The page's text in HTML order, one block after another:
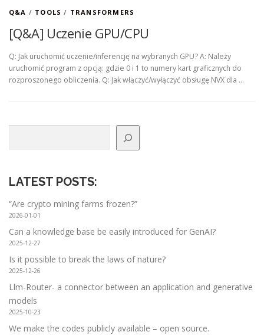
Q&A / TOOLS / TRANSFORMERS
[Q&A] Uczenie GPU/CPU
Q: Jak uruchomić uczenie/inferencję na wybranych GPU? A: Należy
uruchomić program z opcją: gdzie 0 i 1 to numery kart graficznych do
rozproszonego obliczenia. Q: Jak włączyć/wyłączyć obsługę NVX dla …
LATEST POSTS:
“Are crypto mining farms frozen?”
2026-01-01
Can a knowledge base be easily introduced for GenAI?
2025-12-27
Is it possible to break the laws of nature?
2025-12-26
Llm-Router- a connector between an application and generative
models
2025-10-23
We make the codes publicly available – open source.